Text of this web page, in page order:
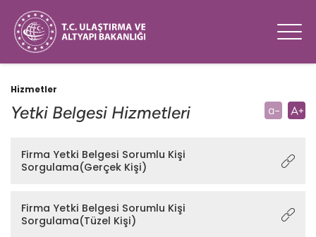
Hizmetler
Yetki Belgesi Hizmetleri
Firma Yetki Belgesi Sorumlu Kişi
Sorgulama(Gerçek Kişi)
Firma Yetki Belgesi Sorumlu Kişi
Sorgulama(Tüzel Kişi)